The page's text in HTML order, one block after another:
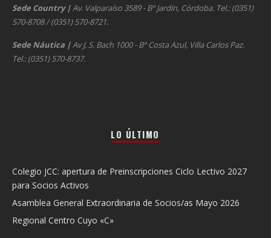
Sede Country |Av. Valparaíso 3589 - Bº Jardín, Córdoba. Tel.: (0351)
570-8708 / (0351) 570-8721.
Sede Náutica |Av J. S. Bach 1000 - Bº Costa Azul, Villa Carlos Paz.
Tel.: (0351) 570-8737.
LO ÚLTIMO
Colegio JCC: apertura de Preinscripciones Ciclo Lectivo 2027
para Socios Activos
Asamblea General Extraordinaria de Socios/as Mayo 2026
Regional Centro Cuyo «C»